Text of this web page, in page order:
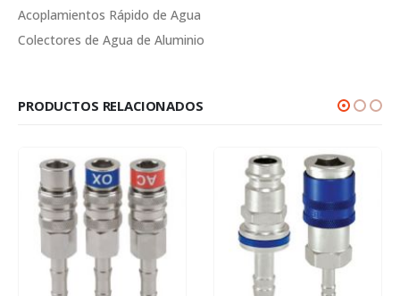
Acoplamientos Rápido de Agua
Colectores de Agua de Aluminio
PRODUCTOS RELACIONADOS